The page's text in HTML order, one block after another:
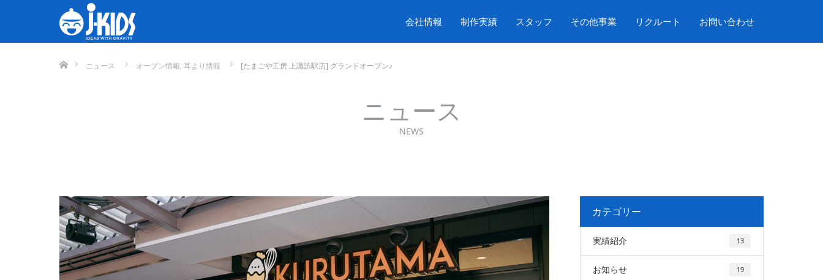
会社情報 制作実績 スタッフ その他事業 リクルート お問い合わせ
ニュース
オープン情報, 耳より情報 [たまごや工房 上諏訪駅店] グランドオープン♪
ニュース
NEWS
カテゴリー
実績紹介 13
お知らせ 19